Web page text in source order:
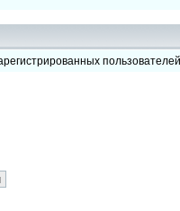
пользователей